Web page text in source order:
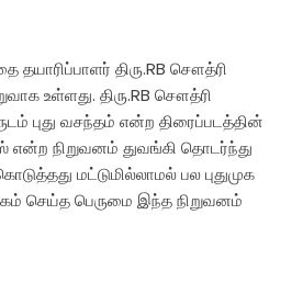
தயாரிப்பாளர் திரு.RB சௌத்ரி
உள்ளது. திரு.RB சௌத்ரி
புது வசந்தம் என்ற திரைப்படத்தின்
என்ற நிறுவனம் துவங்கி தொடர்ந்து
மட்டுமில்லாமல் பல புதுமுக
செய்த பெருமை இந்த நிறுவனம்